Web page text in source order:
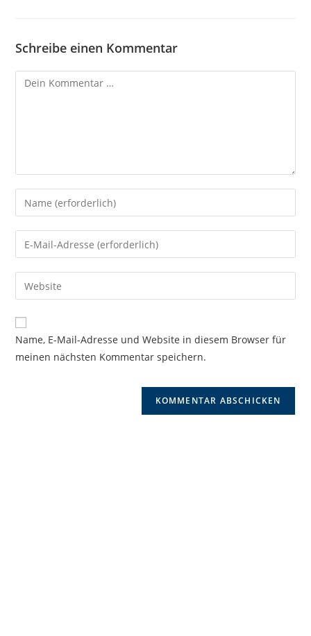
Schreibe einen Kommentar
Kommentar
Gib
deinen
Namen
oder
zum
Kommentieren
ein
Gib
deine
E-
Mail-
zum
Kommentieren
ein
Gib
deine
Website-
URL
Name, E-Mail-Adresse und Website in diesem Browser für
meinen nächsten Kommentar speichern.